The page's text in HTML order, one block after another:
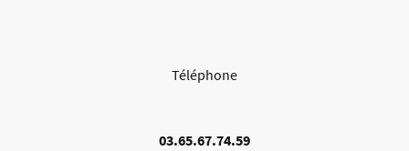
Téléphone
03.65.67.74.59